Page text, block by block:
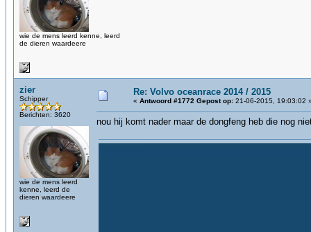
wie de mens leerd kenne, leerd
de dieren waardeere
zier
Schipper
Berichten: 3620
wie de mens leerd
kenne, leerd de
dieren waardeere
Re: Volvo oceanrace 2014 / 2015
« Antwoord #1772 Gepost op: 21-06-2015, 19:03:02
nou hij komt nader maar de dongfeng heb die nog